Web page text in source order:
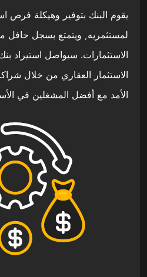
يقوم البنك بتوفير وهيكلة فرص
لمستثمريه, ويتمتع بسجل حافل
الاستثمارات. سيواصل استيراد
الاستثمار العقاري من خلال
الأمد مع أفضل المشغلين في